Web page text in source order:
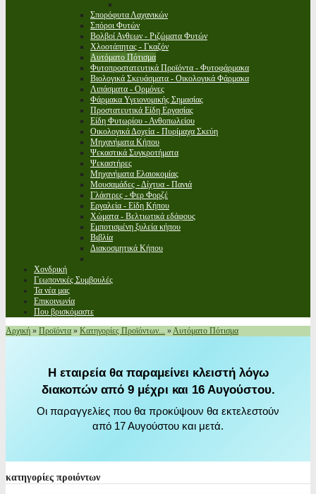
Σπορόφυτα Λαχανικών
Σπόροι Φυτών
Βολβοί Ανθεων - Ριζώματα Φυτών
Χλοοτάπητας - Γκαζόν
Αυτόματο Πότισμα
Φυτοπροστατευτικά Προϊόντα - Φυτοφάρμακα
Βιολογικά Σκευάσματα - Οικολογικά Φάρμακα
Λιπάσματα - Ορμόνες
Φάρμακα Υγειονομικής Σημασίας
Προστατευτικά Είδη Εργασίας
Είδη Φυτωρίου - Ανθοπωλείου
Οικολογικά Δοχεία - Πυρίμαχα Σκεύη
Μηχανήματα Κήπου
Ψεκαστικά Συγκροτήματα
Ψεκαστήρες
Μηχανήματα Ελαιοκομίας
Μουσαμάδες - Δίχτυα - Πανιά
Γλάστρες - Φερ Φορζέ
Εργαλεία - Είδη Κήπου
Χώματα - Βελτιωτικά εδάφους
Εμποτισμένη ξυλεία κήπου
Βιβλία
Διακοσμητικά Κήπου
Χονδρική
Γεωπονικές Συμβουλές
Τα νέα μας
Επικοινωνία
Που βρισκόμαστε
Αρχική » Προϊόντα » Κατηγορίες Προϊόντων... »Αυτόματο Πότισμα
Η εταιρεία θα παραμείνει κλειστή λόγω
διακοπών από 9 μέχρι και 16 Αυγούστου.
Οι παραγγελίες που θα προκύψουν θα εκτελεστούν
από 17 Αυγούστου και μετά.
κατηγορίες προιόντων